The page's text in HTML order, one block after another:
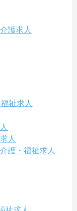
護求人
祉求人
人
護・福祉求人